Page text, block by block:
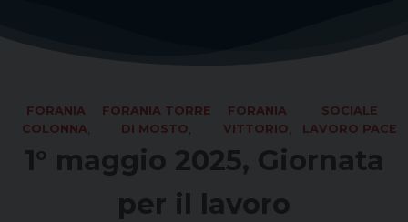
FORANIA
COLONNA
FORANIA TORRE
DI MOSTO
FORANIA
VITTORIO
SOCIALE
LAVORO PACE
1° maggio 2025, Giornata
per il lavoro